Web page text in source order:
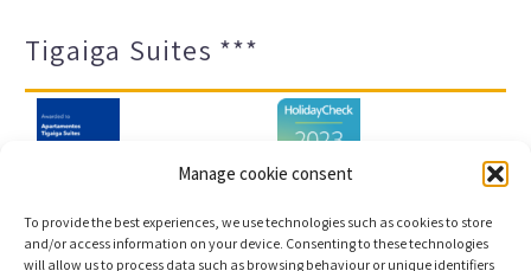
Manage cookie consent
To provide the best experiences, we use technologies such as cookies to store
and/or access information on your device. Consenting to these technologies
will allow us to process data such as browsing behaviour or unique identifiers
Tigaiga Suites ***